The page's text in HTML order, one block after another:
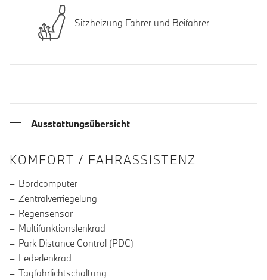
Sitzheizung Fahrer und Beifahrer
Ausstattungsübersicht
INFORMATIONEN ÜBER DIE
KOMFORT / FAHRASSISTENZ
Bordcomputer
Zentralverriegelung
Regensensor
Multifunktionslenkrad
Park Distance Control (PDC)
Lederlenkrad
Tagfahrlichtschaltung